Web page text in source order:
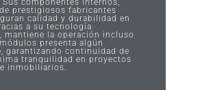
componentes internos,
prestigiosos fabricantes
calidad y durabilidad en
a su tecnología
mantiene la operación incluso
presenta algún
garantizando continuidad de
tranquilidad en proyectos
inmobiliarios.